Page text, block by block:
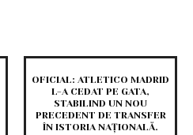
OFICIAL: ATLETICO MADRID
L-A CEDAT PE GATA,
STABILIND UN NOU
PRECEDENT DE TRANSFER
ÎN ISTORIA NAȚIONALĂ.